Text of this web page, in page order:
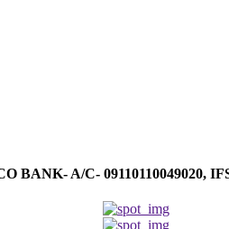
BANK- A/C- 09110110049020,